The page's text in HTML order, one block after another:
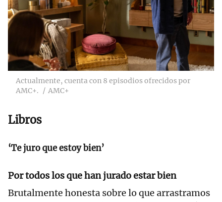
Actualmente, cuenta con 8 episodios ofrecidos por
AMC+.
AMC+
Libros
‘Te juro que estoy bien’
Por todos los que han jurado estar bien
Brutalmente honesta sobre lo que arrastramos